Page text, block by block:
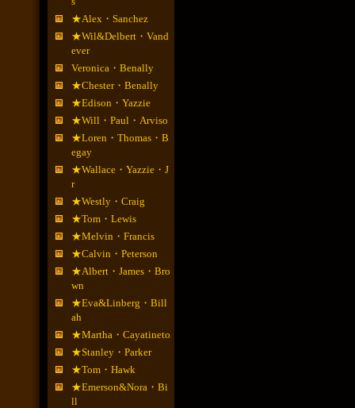
★Alex・Sanchez
★Wil&Delbert・Vand
ever
Veronica・Benally
★Chester・Benally
★Edison・Yazzie
★Will・Paul・Arviso
★Loren・Thomas・B
egay
★Wallace・Yazzie・J
r
★Westly・Craig
★Tom・Lewis
★Melvin・Francis
★Calvin・Peterson
★Albert・James・Bro
wn
★Eva&Linberg・Bill
ah
★Martha・Cayatineto
★Stanley・Parker
★Tom・Hawk
★Emerson&Nora・Bi
ll